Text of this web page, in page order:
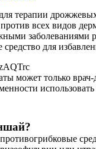
терапии
всех видов
заболеваниями
для
может только